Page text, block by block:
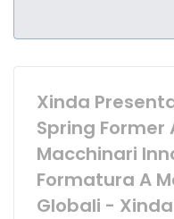
Xinda
Spring Former
Macchinari
Formatura A
Globali - Xinda